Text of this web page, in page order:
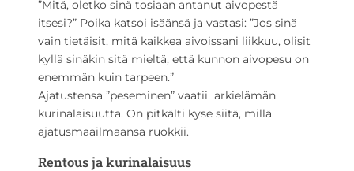
”Mitä, oletko sinä tosiaan antanut aivopestä
itsesi?” Poika katsoi isäänsä ja vastasi: ”Jos sinä
vain tietäisit, mitä kaikkea aivoissani liikkuu, olisit
kyllä sinäkin sitä mieltä, että kunnon aivopesu on
enemmän kuin tarpeen.”
Ajatustensa ”peseminen” vaatii arkielämän
kurinalaisuutta. On pitkälti kyse siitä, millä
ajatusmaailmaansa ruokkii.
Rentous ja kurinalaisuus